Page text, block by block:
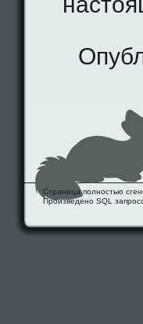
Страница полностью
Произведено SQL